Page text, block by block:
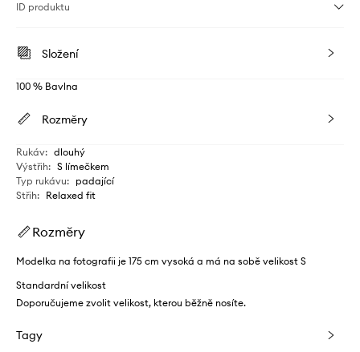
ID produktu
Složení
100 % Bavlna
Rozměry
Rukáv: dlouhý
Výstřih: S límečkem
Typ rukávu: padající
Střih: Relaxed fit
Rozměry
Modelka na fotografii je 175 cm vysoká a má na sobě velikost S
Standardní velikost
Doporučujeme zvolit velikost, kterou běžně nosíte.
Tagy